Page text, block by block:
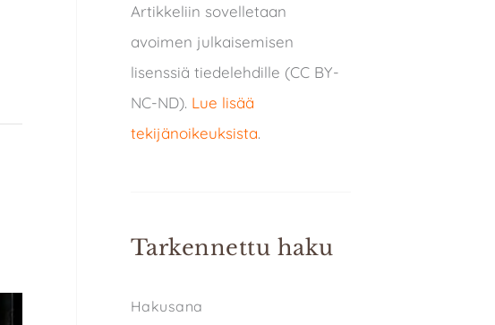
Artikkeliin sovelletaan
avoimen julkaisemisen
lisenssiä tiedelehdille (CC BY-
NC-ND). Lue lisää
tekijänoikeuksista.
Tarkennettu haku
Hakusana